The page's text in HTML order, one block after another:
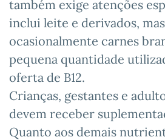
também exige atenções
inclui leite e derivados,
ocasionalmente carnes
pequena quantidade
oferta de B12.
Crianças, gestantes e
devem receber
Quanto aos demais